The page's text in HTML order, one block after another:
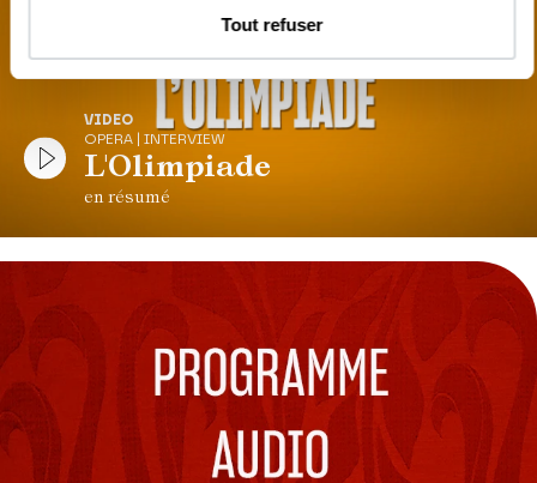
Tout refuser
VIDEO
OPERA | INTERVIEW
L'Olimpiade
en résumé